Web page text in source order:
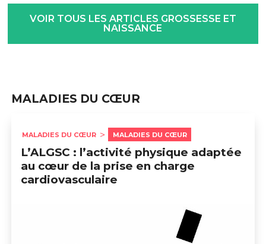
VOIR TOUS LES ARTICLES GROSSESSE ET
NAISSANCE
MALADIES DU CŒUR
MALADIES DU CŒUR MALADIES DU CŒUR
L’ALGSC : l’activité physique adaptée
au cœur de la prise en charge
cardiovasculaire